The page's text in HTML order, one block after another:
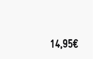
14,95€